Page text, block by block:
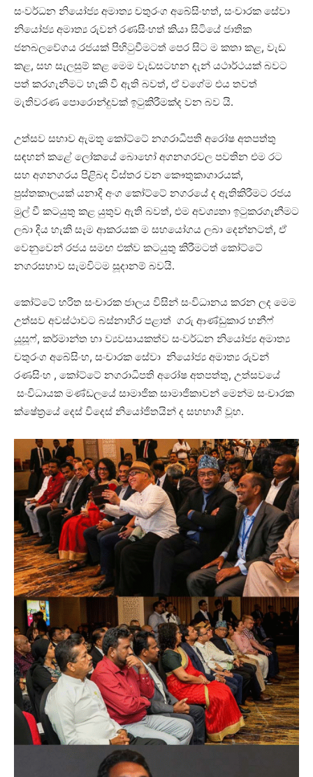
සංවර්ධන නියෝජ්‍ය අමාත්‍ය චතුරංග අබේසිංහත්, සංචාරක සේවා
නියෝජ්‍ය අමාත්‍ය රුවන් රණසිංහත් කියා සිටියේ ජාතික
ජනබලවේගය රජයක් පිහිටුවීමටත් පෙර සිට ම කතා කළ, වැඩ
කළ, සහ සැලසුම් කළ මෙම වැඩසටහන දැන් යථාර්ථයක් බවට
පත් කරගැනීමට හැකි වී ඇති බවත්, ඒ වගේම එය තවත්
මැතිවරණ පොරොන්දුවක් ඉටුකිරීමක්ද වන බව යි.
උත්සව සභාව ඇමතූ කෝට්ටේ නගරාධිපති අරෝෂ අතපත්තු
සඳහන් කළේ ලෝකයේ බොහෝ අගනගරවල පවතින එම රට
සහ අගනගරය පිළිබද විස්තර වන කෞතුකාගාරයක්,
පුස්තකාලයක් යනාදි අංග කෝට්ටේ නගරයේ ද ඇතිකිරීමට රජය
මුල් වී කටයුතු කළ යුතුව ඇති බවත්, එම අවශ්‍යතා ඉටුකරගැනීමට
ලබා දිය හැකි සෑම ආකරයක ම සහයෝගය ලබා දෙන්නටත්, ඒ
වෙනුවෙන් රජය සමඟ එක්ව කටයුතු කිරීමටත් කෝට්ටේ
නගරසභාව සැමවිටම සූදානම් බවයි.
කෝට්ටේ හරිත සංචාරක ජාලය විසින් සංවිධානය කරන ලද මෙම
උත්සව අවස්ථාවට බස්නාහිර පළාත් ගරු ආණ්ඩුකාර හනීෆ්
යූසූෆ්, කර්මාන්ත හා ව්‍යවසායකත්ව සංවර්ධන නියෝජ්‍ය අමාත්‍ය
චතුරංග අබේසිංහ, සංචාරක සේවා නියෝජ්‍ය අමාත්‍ය රුවන්
රණසිංහ , කෝට්ටේ නගරාධිපති අරෝෂ අතපත්තු, උත්සවයේ
සංවිධායක මණ්ඩලයේ සාමාජික සාමාජිකාවන් මෙන්ම සංචාරක
ක්ෂේත්‍රයේ දෙස් විදෙස් නියෝජිතයින් ද සහභාගී වූහ.